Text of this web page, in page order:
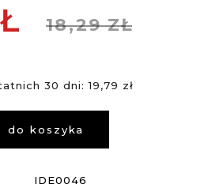
18,29 ZŁ
30 dni: 19,79 zł
do koszyka
IDE0046